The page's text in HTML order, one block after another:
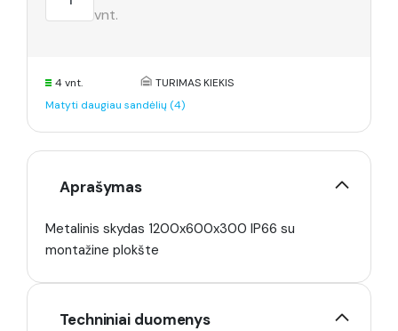
vnt.
4 vnt.
TURIMAS KIEKIS
Matyti daugiau sandėlių (4)
Aprašymas
Metalinis skydas 1200x600x300 IP66 su
montažine plokšte
Techniniai duomenys